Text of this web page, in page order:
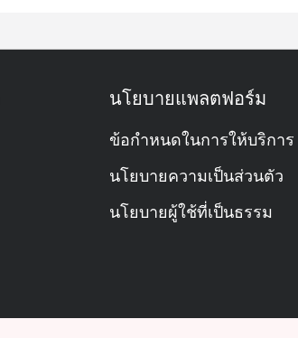
นโยบายแพลตฟอร์ม
ข้อกำหนดในการให้บริการ
นโยบายความเป็นส่วนตัว
นโยบายผู้ใช้ที่เป็นธรรม